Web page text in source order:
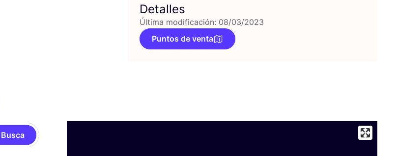
Detalles
Última modificación: 08/03/2023
Puntos de venta
Busca